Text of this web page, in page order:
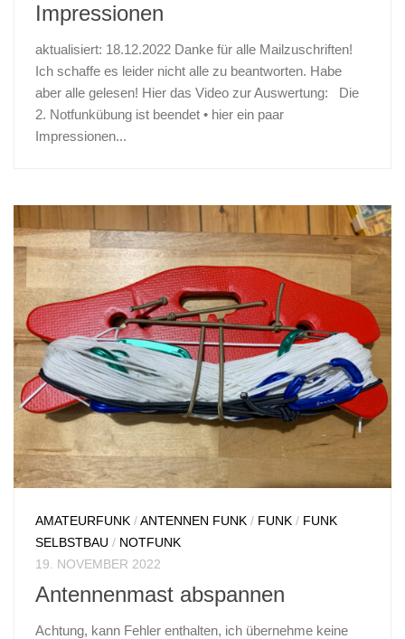
Impressionen
aktualisiert: 18.12.2022 Danke für alle Mailzuschriften!
Ich schaffe es leider nicht alle zu beantworten. Habe
aber alle gelesen! Hier das Video zur Auswertung: Die
2. Notfunkübung ist beendet • hier ein paar
Impressionen...
AMATEURFUNK /ANTENNEN FUNK / FUNK / FUNK
SELBSTBAU / NOTFUNK
19. NOVEMBER 2022
Antennenmast abspannen
Achtung, kann Fehler enthalten, ich übernehme keine